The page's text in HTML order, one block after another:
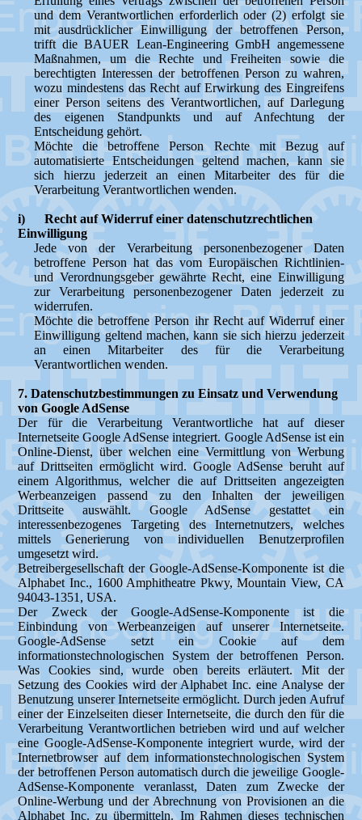
und dem Verantwortlichen erforderlich oder (2) erfolgt sie
mit ausdrücklicher Einwilligung der betroffenen Person,
trifft die BAUER Lean-Engineering GmbH angemessene
Maßnahmen, um die Rechte und Freiheiten sowie die
berechtigten Interessen der betroffenen Person zu wahren,
wozu mindestens das Recht auf Erwirkung des Eingreifens
einer Person seitens des Verantwortlichen, auf Darlegung
des eigenen Standpunkts und auf Anfechtung der
Entscheidung gehört.
Möchte die betroffene Person Rechte mit Bezug auf
automatisierte Entscheidungen geltend machen, kann sie
sich hierzu jederzeit an einen Mitarbeiter des für die
Verarbeitung Verantwortlichen wenden.
i) Recht auf Widerruf einer datenschutzrechtlichen
Einwilligung
Jede von der Verarbeitung personenbezogener Daten
betroffene Person hat das vom Europäischen Richtlinien-
und Verordnungsgeber gewährte Recht, eine Einwilligung
zur Verarbeitung personenbezogener Daten jederzeit zu
widerrufen.
Möchte die betroffene Person ihr Recht auf Widerruf einer
Einwilligung geltend machen, kann sie sich hierzu jederzeit
an einen Mitarbeiter des für die Verarbeitung
Verantwortlichen wenden.
7. Datenschutzbestimmungen zu Einsatz und Verwendung
von Google AdSense
Der für die Verarbeitung Verantwortliche hat auf dieser
Internetseite Google AdSense integriert. Google AdSense ist ein
Online-Dienst, über welchen eine Vermittlung von Werbung
auf Drittseiten ermöglicht wird. Google AdSense beruht auf
einem Algorithmus, welcher die auf Drittseiten angezeigten
Werbeanzeigen passend zu den Inhalten der jeweiligen
Drittseite auswählt. Google AdSense gestattet ein
interessenbezogenes Targeting des Internetnutzers, welches
mittels Generierung von individuellen Benutzerprofilen
umgesetzt wird.
Betreibergesellschaft der Google-AdSense-Komponente ist die
Alphabet Inc., 1600 Amphitheatre Pkwy, Mountain View, CA
94043-1351, USA.
Der Zweck der Google-AdSense-Komponente ist die
Einbindung von Werbeanzeigen auf unserer Internetseite.
Google-AdSense setzt ein Cookie auf dem
informationstechnologischen System der betroffenen Person.
Was Cookies sind, wurde oben bereits erläutert. Mit der
Setzung des Cookies wird der Alphabet Inc. eine Analyse der
Benutzung unserer Internetseite ermöglicht. Durch jeden Aufruf
einer der Einzelseiten dieser Internetseite, die durch den für die
Verarbeitung Verantwortlichen betrieben wird und auf welcher
eine Google-AdSense-Komponente integriert wurde, wird der
Internetbrowser auf dem informationstechnologischen System
der betroffenen Person automatisch durch die jeweilige Google-
AdSense-Komponente veranlasst, Daten zum Zwecke der
Online-Werbung und der Abrechnung von Provisionen an die
Alphabet Inc. zu übermitteln. Im Rahmen dieses technischen